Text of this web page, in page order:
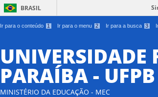
Ir para o conteúdo 1 Ir para o menu 2 Ir para a busca 3
BRASIL
UNIVERSIDADE
PARAÍBA - UFPB
MINISTÉRIO DA EDUCAÇÃO - MEC